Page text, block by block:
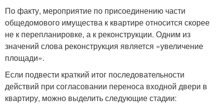
По факту, мероприятие по присоединению части
общедомового имущества к квартире относится скорее
не к перепланировке, а к реконструкции. Одним из
значений слова реконструкция является «увеличение
площади».
Если подвести краткий итог последовательности
действий при согласовании переноса входной двери в
квартиру, можно выделить следующие стадии: